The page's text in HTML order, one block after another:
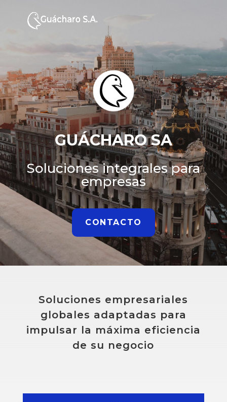
GUÁCHARO SA
Soluciones integrales para
empresas
CONTACTO
Soluciones empresariales
globales adaptadas para
impulsar la máxima eficiencia
de su negocio